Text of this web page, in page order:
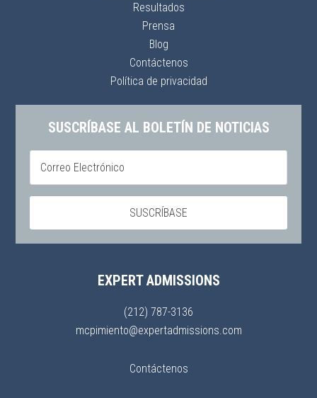
Resultados
Prensa
Blog
Contáctenos
Política de privacidad
SUSCRÍBASE AL BOLETÍN DE NOTICIAS
EXPERT ADMISSIONS
(212) 787-3136
mcpimiento@expertadmissions.com
Contáctenos